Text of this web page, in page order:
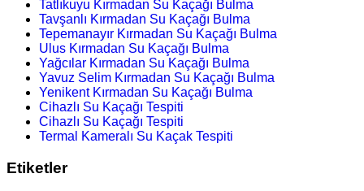
Tatlıkuyu Kırmadan Su Kaçağı Bulma
Tavşanlı Kırmadan Su Kaçağı Bulma
Tepemanayır Kırmadan Su Kaçağı Bulma
Ulus Kırmadan Su Kaçağı Bulma
Yağcılar Kırmadan Su Kaçağı Bulma
Yavuz Selim Kırmadan Su Kaçağı Bulma
Yenikent Kırmadan Su Kaçağı Bulma
Cihazlı Su Kaçağı Tespiti
Cihazlı Su Kaçağı Tespiti
Termal Kameralı Su Kaçak Tespiti
Etiketler